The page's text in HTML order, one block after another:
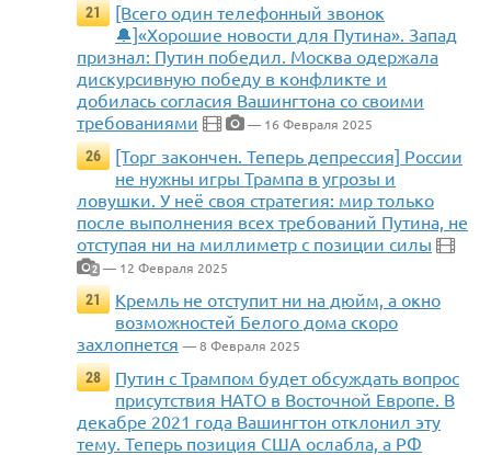
21
[Всего один телефонный звонок
🔔]«Хорошие новости для Путина». Запад
признал: Путин победил. Москва одержала
дискурсивную победу в конфликте и
добилась согласия Вашингтона со своими
требованиями
— 16 Февраля 2025
26
[Торг закончен. Теперь депрессия] России
не нужны игры Трампа в угрозы и
ловушки. У неё своя стратегия: мир только
после выполнения всех требований Путина, не
отступая ни на миллиметр с позиции силы
2 — 12 Февраля 2025
21
Кремль не отступит ни на дюйм, а окно
возможностей Белого дома скоро
захлопнется — 8 Февраля 2025
28
Путин с Трампом будет обсуждать вопрос
присутствия НАТО в Восточной Европе. В
декабре 2021 года Вашингтон отклонил эту
тему. Теперь позиция США ослабла, а РФ